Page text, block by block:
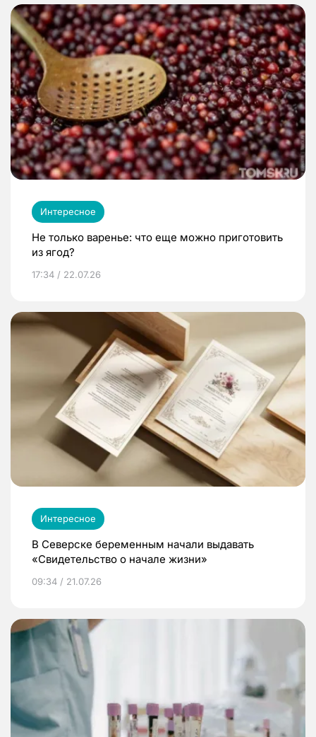
Интересное
Не только варенье: что еще можно приготовить
из ягод?
17:34 / 22.07.26
Интересное
В Северске беременным начали выдавать
«Свидетельство о начале жизни»
09:34 / 21.07.26